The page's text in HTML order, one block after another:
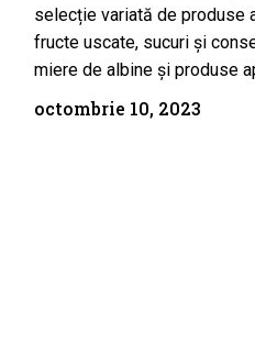
selecție variată de produse
fructe uscate, sucuri și
miere de albine și produse
octombrie 10, 2023